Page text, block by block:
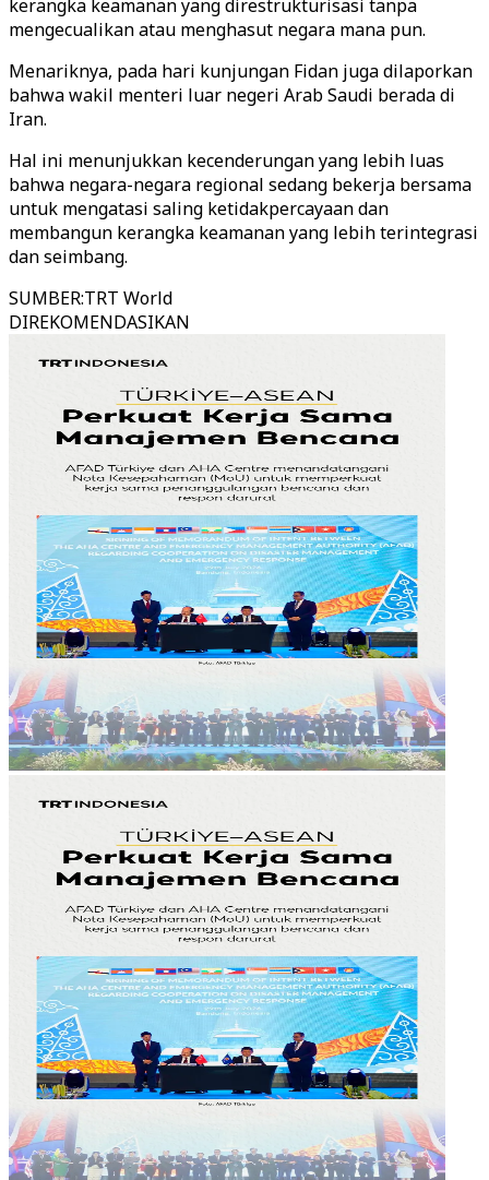
kerangka keamanan yang direstrukturisasi tanpa
mengecualikan atau menghasut negara mana pun.
Menariknya, pada hari kunjungan Fidan juga dilaporkan
bahwa wakil menteri luar negeri Arab Saudi berada di
Iran.
Hal ini menunjukkan kecenderungan yang lebih luas
bahwa negara-negara regional sedang bekerja bersama
untuk mengatasi saling ketidakpercayaan dan
membangun kerangka keamanan yang lebih terintegrasi
dan seimbang.
SUMBER:TRT World
DIREKOMENDASIKAN